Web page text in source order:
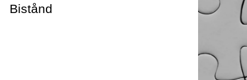
Bistånd